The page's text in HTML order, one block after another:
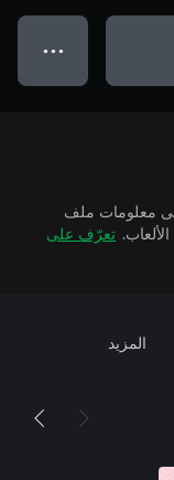
● ● ●
إلى معلومات ملف
تعرّف على
المزيد